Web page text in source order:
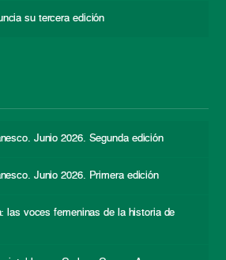
su tercera edición
Junio 2026. Segunda edición
Junio 2026. Primera edición
las voces femeninas de la historia de